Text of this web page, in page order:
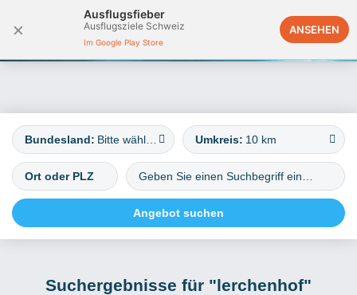
×
Ausflugsfieber
Ausflugsziele Schweiz
Im Google Play Store
ANSEHEN
Deutschland
Bundesland: Umkreis: 10 km
Suchergebnisse für "lerchenhof"